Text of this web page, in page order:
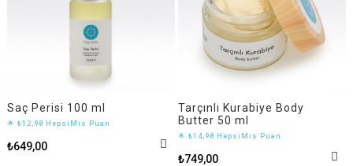
Saç Perisi 100 ml
🌟 ₺12,98 HepsiMis Puan
₺649,00
Tarçınlı Kurabiye Body
Butter 50 ml
🌟 ₺14,98 HepsiMis Puan
₺749,00